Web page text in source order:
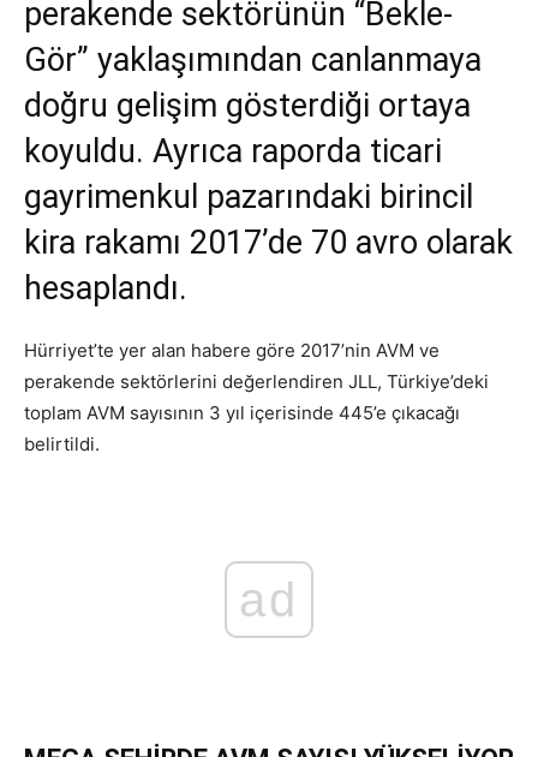
perakende sektörünün “Bekle-
Gör” yaklaşımından canlanmaya
doğru gelişim gösterdiği ortaya
koyuldu. Ayrıca raporda ticari
gayrimenkul pazarındaki birincil
kira rakamı 2017’de 70 avro olarak
hesaplandı.
Hürriyet’te yer alan habere göre 2017’nin AVM ve
perakende sektörlerini değerlendiren JLL, Türkiye’deki
toplam AVM sayısının 3 yıl içerisinde 445’e çıkacağı
belirtildi.
ad